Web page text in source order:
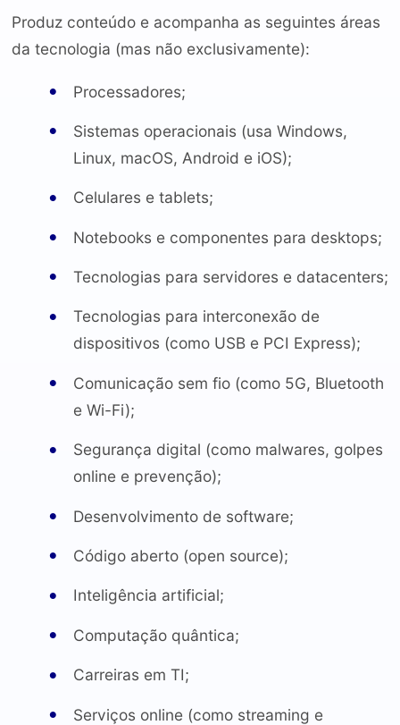
Produz conteúdo e acompanha as seguintes áreas
da tecnologia (mas não exclusivamente):
Processadores;
Sistemas operacionais (usa Windows,
Linux, macOS, Android e iOS);
Celulares e tablets;
Notebooks e componentes para desktops;
Tecnologias para servidores e datacenters;
Tecnologias para interconexão de
dispositivos (como USB e PCI Express);
Comunicação sem fio (como 5G, Bluetooth
e Wi-Fi);
Segurança digital (como malwares, golpes
online e prevenção);
Desenvolvimento de software;
Código aberto (open source);
Inteligência artificial;
Computação quântica;
Carreiras em TI;
Serviços online (como streaming e